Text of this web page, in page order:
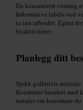
En konsentrert visning
Informative labels ved
ta inn arbeidet. Egnet
byaktiviteter.
Planlegg ditt
Sjekk galleriets
Kombiner besøket med
notater om kunstnere